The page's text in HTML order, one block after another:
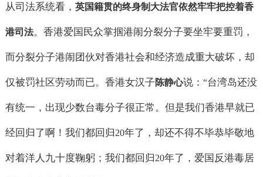
从司法系统看， 英国籍贯的终身制大法官依然牢牢把控着香
港司法。香港爱国民众掌掴港闹分裂分子要坐牢要重罚，
而分裂分子港闹团伙对香港社会和经济造成重大破坏，却
仅被罚社区劳动而已。香港女汉子陈静心说： “台湾岛还没
有统一，出现少数台毒分子很正常。但是我们香港早就已
经回归了啊！我们都回归20年了，却还不得不毕恭毕敬地
对着洋人九十度鞠躬；我们都回归20年了，爱国反港毒居